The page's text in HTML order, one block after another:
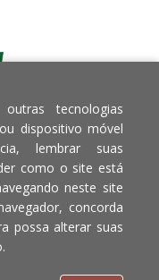
caso de divergência de
o valor válido é o do
tecnologias
dispositivo móvel
lembrar suas
como o site está
neste site
concorda
possa alterar suas